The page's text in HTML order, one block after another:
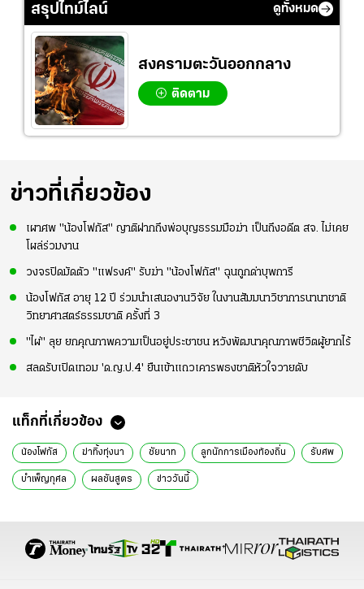
สรุปไทม์ไลน์ ดูทั้งหมด
สงครามตะวันออกกลาง
ติดตาม
ข่าวที่เกี่ยวข้อง
เผาศพ "น้องโฟกัส" ญาติฝากถึงพ่อบุญธรรมมือฆ่า เป็นถึงอดีต สจ. ไม่เคย
โผล่ร่วมงาน
วงจรปิดมัดตัว "แฟรงค์" รับฆ่า "น้องโฟกัส" ฉุนถูกด่าบุพการี
น้องโฟกัส อายุ 12 ปี ร่วมนำเสนองานวิจัย ในงานสัมมนาวิชาการนานาชาติ
วิทยาศาสตร์ธรรมชาติ ครั้งที่ 3
"ไผ่" ลุย ยกคุณภาพความเป็นอยู่ประชาชน หวังพัฒนาคุณภาพชีวิตผู้ยากไร้
สลดรับเปิดเทอม 'ด.ญ.ป.4' ยืนเข้าแถวเคารพธงชาติหัวใจวายดับ
แท็กที่เกี่ยวข้อง
น้องโฟกัส ฆ่าทิ้งทุ่งนา ชัยนาท ลูกนักการเมืองท้องถิ่น รับศพ
บำเพ็ญกุศล ผลชันสูตร ข่าววันนี้